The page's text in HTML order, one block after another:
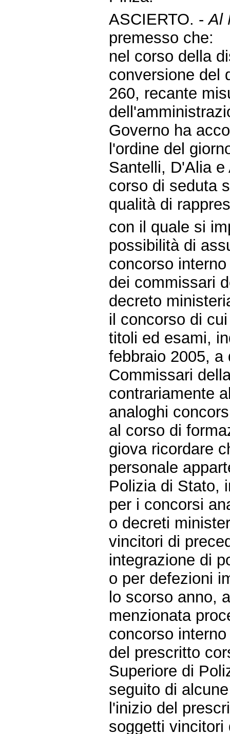
ASCIERTO. -Al
premesso che:
nel corso della
conversione del
260, recante
Governo ha
l'ordine del
Santelli, D'Alia
corso di seduta
qualità di
con il quale si
possibilità di
concorso
dei commissari
decreto
il concorso di
titoli ed esami,
febbraio 2005,
Commissari
contrariamente
analoghi
al corso di
giova ricordare
personale
Polizia di Stato,
per i concorsi
o decreti
vincitori di
integrazione di
o per defezioni
lo scorso anno,
menzionata
concorso
del prescritto
Superiore di
seguito di
l'inizio del
soggetti